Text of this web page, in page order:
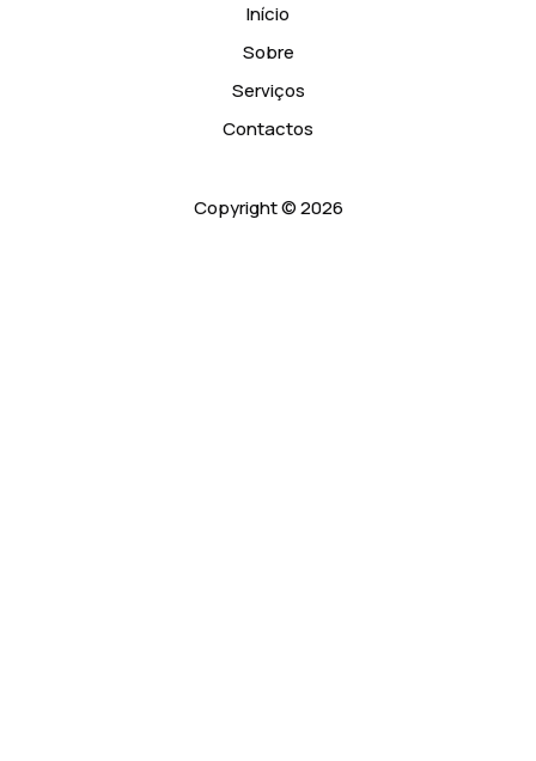
Início
Sobre
Serviços
Contactos
Copyright © 2026